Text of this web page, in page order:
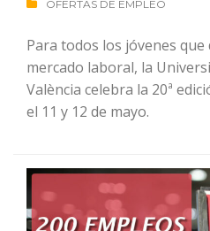
OFERTAS DE EMPLEO
Para todos los jóvenes
mercado laboral, la
València celebra la 20ª
el 11 y 12 de mayo.